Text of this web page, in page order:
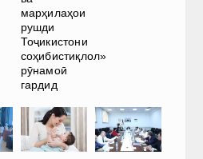
марҳилаҳои
рушди
Тоҷикистони
соҳибистиқлол»
рӯнамоӣ
гардид